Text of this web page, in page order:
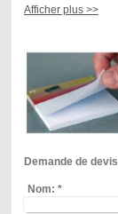
Afficher plus >>
Demande de devis
Nom: *